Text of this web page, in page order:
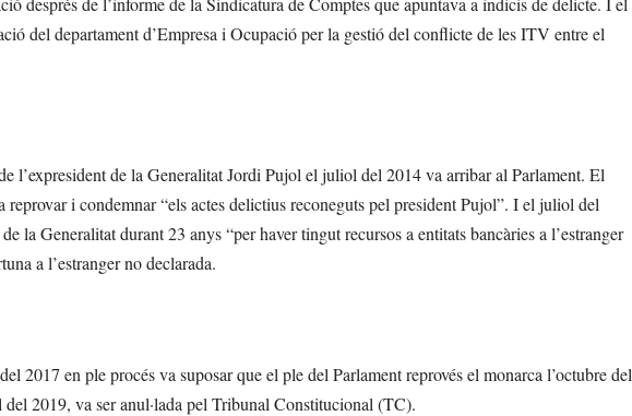
del departament d’Empresa i Ocupació per la gestió del conflicte de les ITV entre el
l’expresident de la Generalitat Jordi Pujol el juliol del 2014 va arribar al Parlament. El
reprovar i condemnar “els actes delictius reconeguts pel president Pujol”. I el juliol del
la Generalitat durant 23 anys “per haver tingut recursos a entitats bancàries a l’estranger
a l’estranger no declarada.
2017 en ple procés va suposar que el ple del Parlament reprovés el monarca l’octubre del
2019, va ser anul·lada pel Tribunal Constitucional (TC).